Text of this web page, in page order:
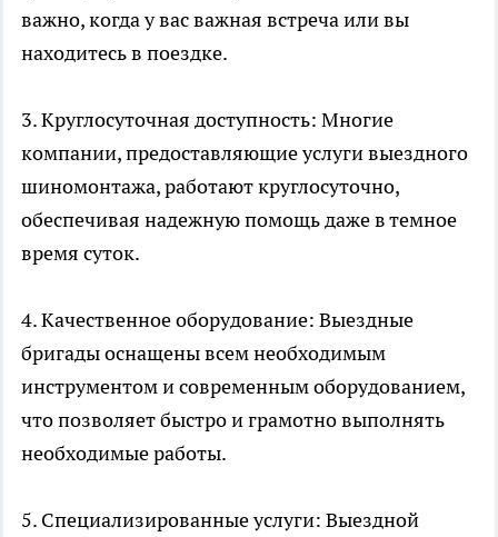
важно, когда у вас важная встреча или вы
находитесь в поездке.
3. Круглосуточная доступность: Многие
компании, предоставляющие услуги выездного
шиномонтажа, работают круглосуточно,
обеспечивая надежную помощь даже в темное
время суток.
4. Качественное оборудование: Выездные
бригады оснащены всем необходимым
инструментом и современным оборудованием,
что позволяет быстро и грамотно выполнять
необходимые работы.
5. Специализированные услуги: Выездной